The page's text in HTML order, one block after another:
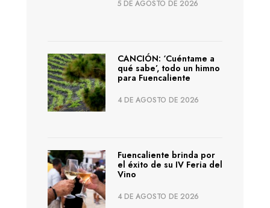
5 DE AGOSTO DE 2026
CANCIÓN: ‘Cuéntame a
qué sabe’, todo un himno
para Fuencaliente
4 DE AGOSTO DE 2026
Fuencaliente brinda por
el éxito de su IV Feria del
Vino
4 DE AGOSTO DE 2026